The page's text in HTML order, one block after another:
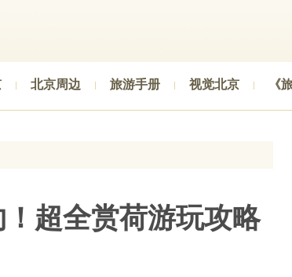
北京周边 旅游手册 视觉北京 《
超全赏荷游玩攻略